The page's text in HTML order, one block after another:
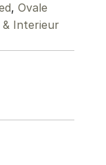
, Ovale
& Interieur